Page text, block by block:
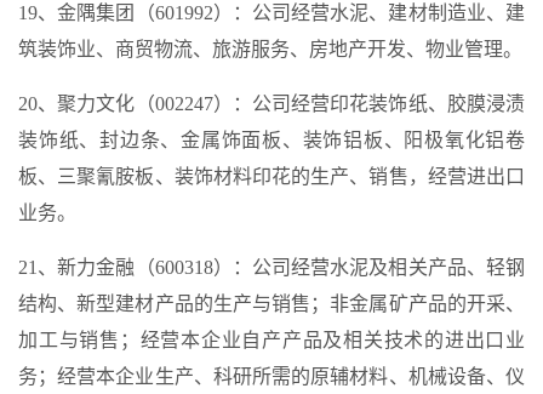
19、金隅集团（601992）：公司经营水泥、建材制造业、建
筑装饰业、商贸物流、旅游服务、房地产开发、物业管理。
20、聚力文化（002247）：公司经营印花装饰纸、胶膜浸渍
装饰纸、封边条、金属饰面板、装饰铝板、阳极氧化铝卷
板、三聚氰胺板、装饰材料印花的生产、销售，经营进出口
业务。
21、新力金融（600318）：公司经营水泥及相关产品、轻钢
结构、新型建材产品的生产与销售；非金属矿产品的开采、
加工与销售；经营本企业自产产品及相关技术的进出口业
务；经营本企业生产、科研所需的原辅材料、机械设备、仪